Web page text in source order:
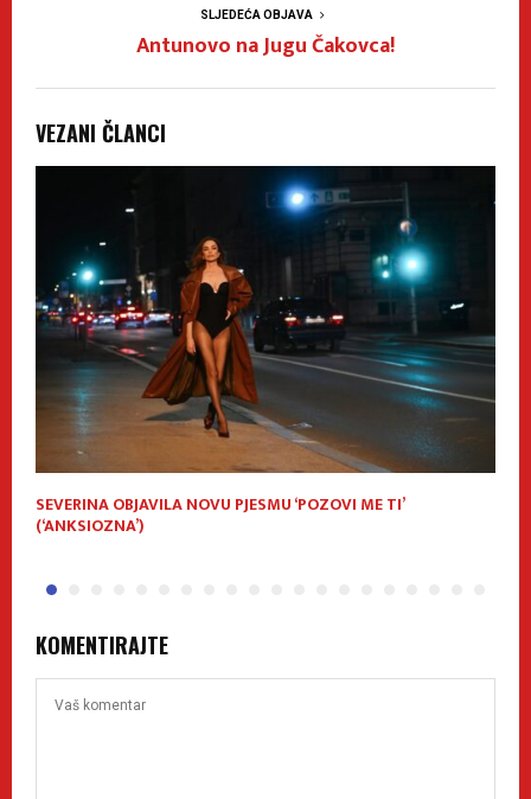
SLJEDEĆA OBJAVA
Antunovo na Jugu Čakovca!
VEZANI ČLANCI
SEVERINA OBJAVILA NOVU PJESMU ‘POZOVI ME TI’
(‘ANKSIOZNA’)
KOMENTIRAJTE